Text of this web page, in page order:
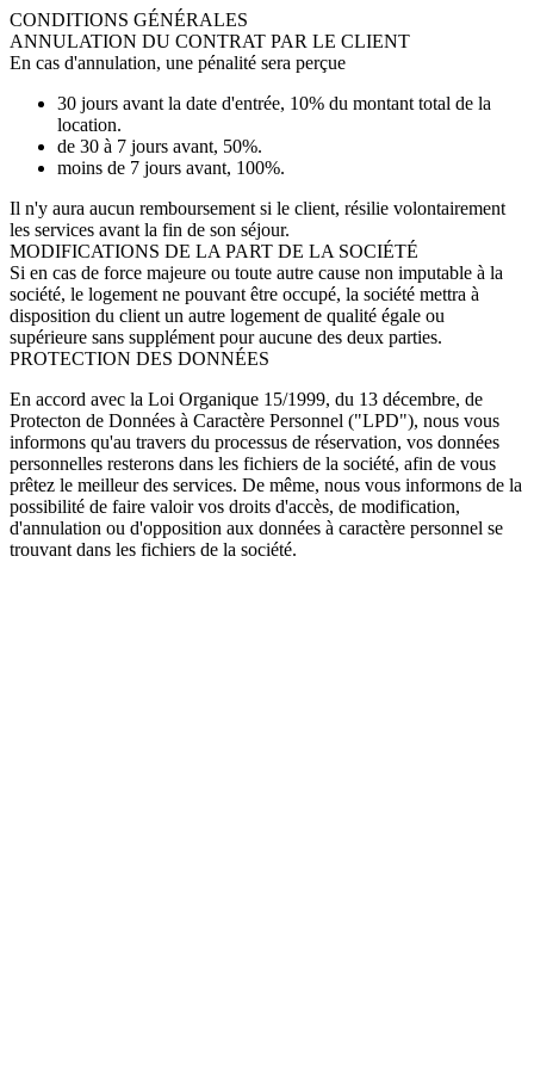
CONDITIONS GÉNÉRALES
ANNULATION DU CONTRAT PAR LE CLIENT
En cas d'annulation, une pénalité sera perçue
30 jours avant la date d'entrée, 10% du montant total de la
location.
de 30 à 7 jours avant, 50%.
moins de 7 jours avant, 100%.
Il n'y aura aucun remboursement si le client, résilie volontairement
les services avant la fin de son séjour.
MODIFICATIONS DE LA PART DE LA SOCIÉTÉ
Si en cas de force majeure ou toute autre cause non imputable à la
société, le logement ne pouvant être occupé, la société mettra à
disposition du client un autre logement de qualité égale ou
supérieure sans supplément pour aucune des deux parties.
PROTECTION DES DONNÉES
En accord avec la Loi Organique 15/1999, du 13 décembre, de
Protecton de Données à Caractère Personnel ("LPD"), nous vous
informons qu'au travers du processus de réservation, vos données
personnelles resterons dans les fichiers de la société, afin de vous
prêtez le meilleur des services. De même, nous vous informons de la
possibilité de faire valoir vos droits d'accès, de modification,
d'annulation ou d'opposition aux données à caractère personnel se
trouvant dans les fichiers de la société.